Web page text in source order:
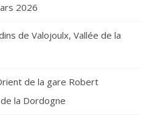
2026
de Valojoulx, Vallée de la
de la gare Robert
la Dordogne